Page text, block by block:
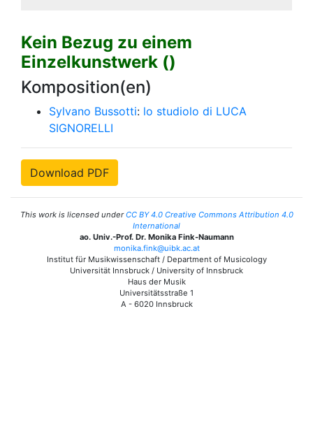
Kein Bezug zu einem
Einzelkunstwerk ()
Komposition(en)
Sylvano Bussotti: lo studiolo di LUCA
SIGNORELLI
Download PDF
This work is licensed underCC BY 4.0 Creative Commons Attribution 4.0
International
ao. Univ.-Prof. Dr. Monika Fink-Naumann
monika.fink@uibk.ac.at
Institut für Musikwissenschaft / Department of Musicology
Universität Innsbruck / University of Innsbruck
Haus der Musik
Universitätsstraße 1
A - 6020 Innsbruck